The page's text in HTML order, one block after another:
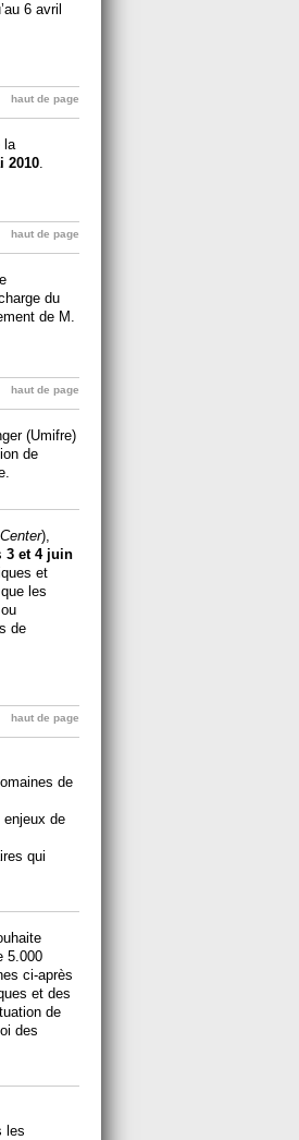
6 avril
haut de page
la
2010.
haut de page
du
de M.
haut de page
(Umifre)
de
),
3 et 4 juin
et
les
de
haut de page
de
enjeux de
qui
5.000
ci-après
et des
de
des
les